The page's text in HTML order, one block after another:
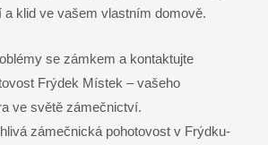
a klid ve vašem vlastním domově.
se zámkem a kontaktujte
Frýdek Místek – vašeho
ve světě zámečnictví.